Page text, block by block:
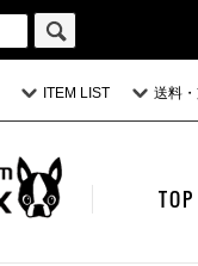
ITEM LIST 送料
TOP